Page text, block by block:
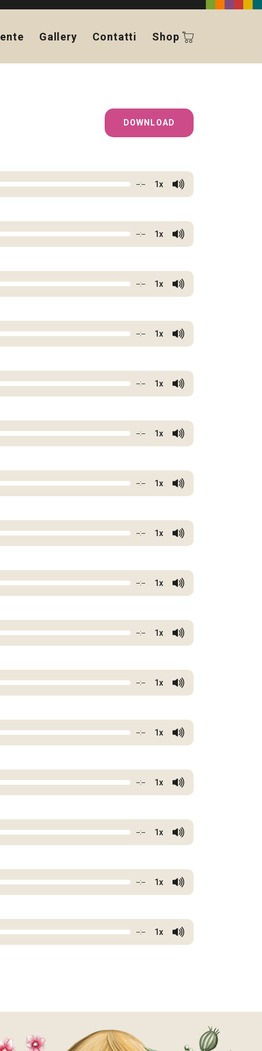
Gallery Contatti Shop
DOWNLOAD
--:-- 1x
--:-- 1x
--:-- 1x
--:-- 1x
--:-- 1x
--:-- 1x
--:-- 1x
--:-- 1x
--:-- 1x
--:-- 1x
--:-- 1x
--:-- 1x
--:-- 1x
--:-- 1x
--:-- 1x
--:-- 1x